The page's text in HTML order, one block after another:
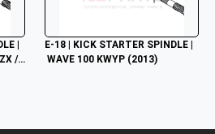
|
/
E-18 | KICK STARTER SPINDLE |
WAVE 100 KWYP (2013)